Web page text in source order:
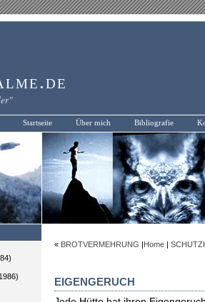
Startseite Über mich Bibliografie
« BROTVERMEHRUNG |Home |
EIGENGERUCH